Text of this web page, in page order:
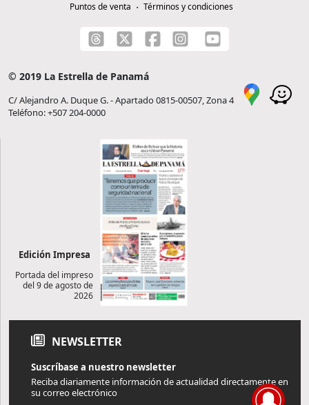
Puntos de venta
Términos y condiciones
© 2019 La Estrella de Panamá
C/ Alejandro A. Duque G. - Apartado 0815-00507, Zona 4
Teléfono: +507 204-0000
Edición Impresa
Portada del impreso
del 9 de agosto de
2026
NEWSLETTER
Suscríbase a nuestro newsletter
Reciba diariamente información de actualidad directamente en
su correo electrónico